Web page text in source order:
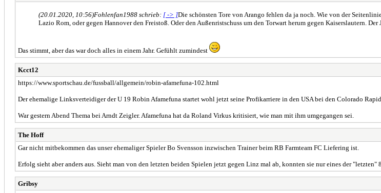
(20.01.2020, 10:56)Fohlenfan1988 schrieb: [ -> ]Die schönsten Tore von Arango fehlen da ja noch. Wie von der
Lazio Rom, oder gegen Hannover den Freistoß. Oder den Außenristschuss um den Torwart herum gegen Kaiserslautern.
Das stimmt, aber das war doch alles in einem Jahr. Gefühlt zumindest
Kcct12
https://www.sportschau.de/fussball/allgemein/robin-afamefuna-102.html
Der ehemalige Linksverteidiger der U 19 Robin Afamefuna startet wohl jetzt seine Profikarriere in den USA bei den Colorado
War gestern Abend Thema bei Arndt Zeigler. Afamefuna hat da Roland Virkus kritisiert, wie man mit ihm umgegangen sei.
The Hoff
Gar nicht mitbekommen das unser ehemaliger Spieler Bo Svensson inzwischen Trainer beim RB Farmteam FC Liefering ist.
Erfolg sieht aber anders aus. Sieht man von den letzten beiden Spielen jetzt gegen Linz mal ab, konnten sie nur eines der "letzten"
Gribsy